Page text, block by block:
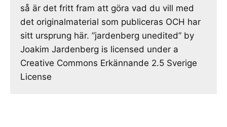
så är det fritt fram att göra vad du vill med
det originalmaterial som publiceras OCH har
sitt ursprung här. ”jardenberg unedited” by
Joakim Jardenberg is licensed under a
Creative Commons Erkännande 2.5 Sverige
License